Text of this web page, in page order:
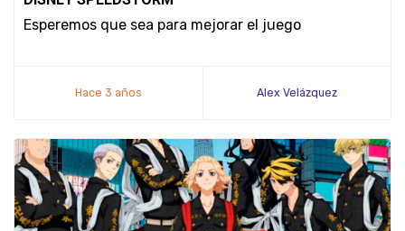
Esperemos que sea para mejorar el juego
Hace 3 años Alex Velázquez